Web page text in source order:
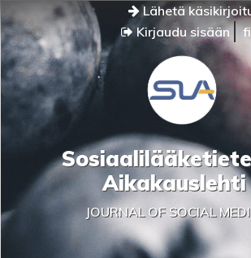
Lähetä
Kirjaudu sisään
fi
Aikakauslehti
JOURNAL OF SOCIAL